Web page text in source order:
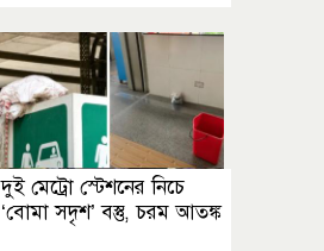
দুই মেট্রো স্টেশনের নিচে
‘বোমা সদৃশ’ বস্তু, চরম আতঙ্ক